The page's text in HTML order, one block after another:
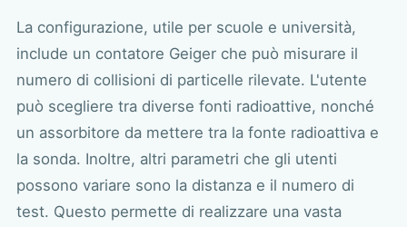
La configurazione, utile per scuole e università,
include un contatore Geiger che può misurare il
numero di collisioni di particelle rilevate. L'utente
può scegliere tra diverse fonti radioattive, nonché
un assorbitore da mettere tra la fonte radioattiva e
la sonda. Inoltre, altri parametri che gli utenti
possono variare sono la distanza e il numero di
test. Questo permette di realizzare una vasta